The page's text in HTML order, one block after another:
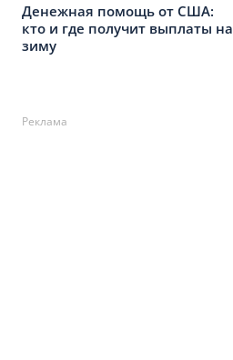
Денежная помощь от США:
кто и где получит выплаты на
зиму
Реклама